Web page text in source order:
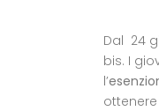
Dal 24
bis. I
l’